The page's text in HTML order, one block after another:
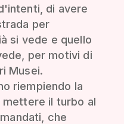
di avere
per
si vede e quello
per motivi di
Musei.
riempiendo la
il turbo al
che